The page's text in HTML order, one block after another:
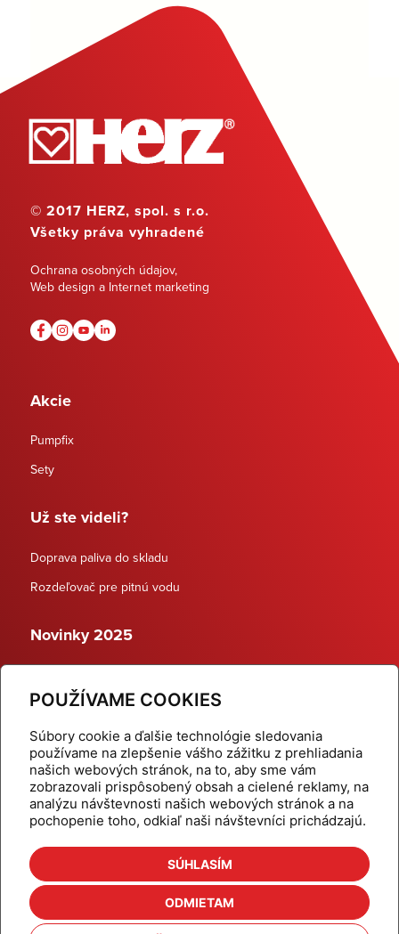
POUŽÍVAME COOKIES
Súbory cookie a ďalšie technológie sledovania
používame na zlepšenie vášho zážitku z prehliadania
našich webových stránok, na to, aby sme vám
zobrazovali prispôsobený obsah a cielené reklamy, na
analýzu návštevnosti našich webových stránok a na
pochopenie toho, odkiaľ naši návštevníci prichádzajú.
SÚHLASÍM
ODMIETAM
© 2017 HERZ, spol. s r.o.
Všetky práva vyhradené
Ochrana osobných údajov,
Web design a Internet marketing
Akcie
Pumpfix
Sety
Už ste videli?
Doprava paliva do skladu
Rozdeľovač pre pitnú vodu
Novinky 2025
Dynamické termostatické ventily
Domov
Produkty
Aktuality
Odber šikovné tipy
Kalkulačky
Cenníky
Na stiahnutie
Referencie
Kontakt